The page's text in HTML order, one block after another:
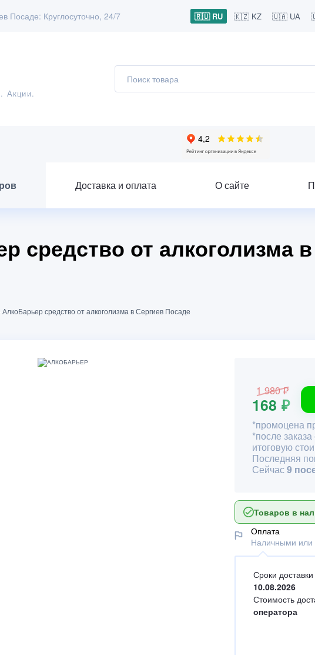
Посаде: Круглосуточно, 24/7 🇷🇺 RU 🇰🇿 KZ 🇺🇦 UA
Акции.
Доставка и оплата О сайте
средство от алкоголизма
АлкоБарьер средство от алкоголизма в Сергиев Посаде
1 980 ₽
168 ₽
*промоцена
*после
итоговую
Последняя
Сейчас9
Товаров в
Оплата
Наличными или
Сроки
10.08.2026
Стоимость
оператора